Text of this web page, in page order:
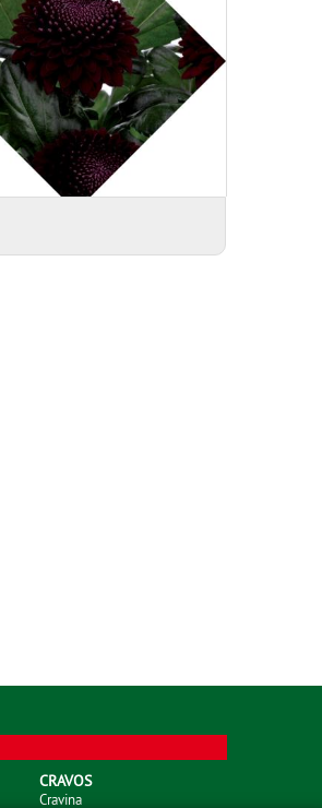
CRAVOS
Cravina